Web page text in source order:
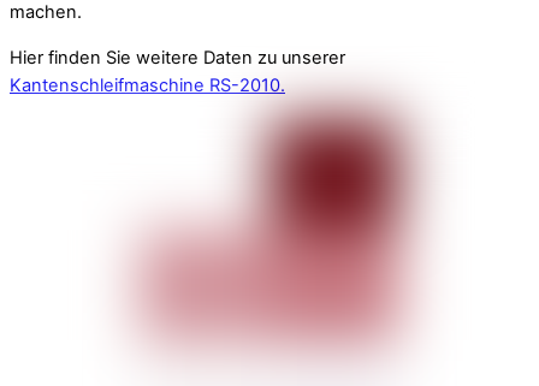
machen.
Hier finden Sie weitere Daten zu unserer
Kantenschleifmaschine RS-2010.